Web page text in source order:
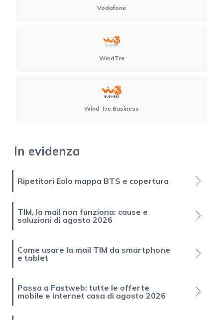
Vodafone
WindTre
Wind Tre Business
In evidenza
Ripetitori Eolo mappa BTS e copertura
TIM, la mail non funziona: cause e
soluzioni di agosto 2026
Come usare la mail TIM da smartphone
e tablet
Passa a Fastweb: tutte le offerte
mobile e internet casa di agosto 2026